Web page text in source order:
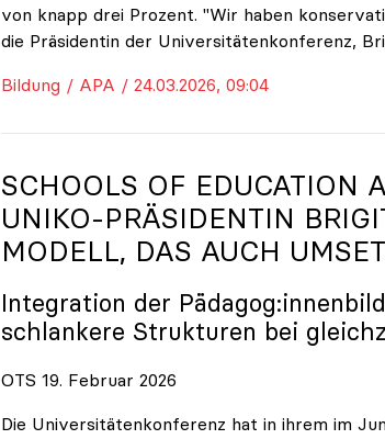
von knapp drei Prozent. "Wir haben
die Präsidentin der Universitätenkonferenz,
Bildung / APA / 24.03.2026, 09:04
SCHOOLS OF EDUCATION
UNIKO-PRÄSIDENTIN
MODELL, DAS AUCH
Integration der
schlankere Strukturen bei
OTS 19. Februar 2026
Die Universitätenkonferenz hat in ihrem im